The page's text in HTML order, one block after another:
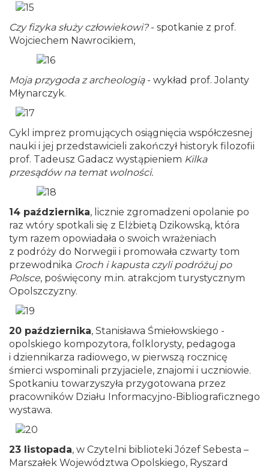
Czy fizyka służy człowiekowi?- spotkanie z prof.
Wojciechem Nawrocikiem,
Moja przygoda z archeologią- wykład prof. Jolanty
Młynarczyk.
Cykl imprez promujących osiągnięcia współczesnej
nauki i jej przedstawicieli zakończył historyk filozofii
prof. Tadeusz Gadacz wystąpieniem Kilka
przesądów na temat wolności.
14 października, licznie zgromadzeni opolanie po
raz wtóry spotkali się z Elżbietą Dzikowską, która
tym razem opowiadała o swoich wrażeniach
z podróży do Norwegii i promowała czwarty tom
przewodnika Groch i kapusta czyli podróżuj po
Polsce, poświęcony m.in. atrakcjom turystycznym
Opolszczyzny.
20 października, Stanisława Śmiełowskiego -
opolskiego kompozytora, folklorysty, pedagoga
i dziennikarza radiowego, w pierwszą rocznicę
śmierci wspominali przyjaciele, znajomi i uczniowie.
Spotkaniu towarzyszyła przygotowana przez
pracowników Działu Informacyjno-Bibliograficznego
wystawa.
23 listopada, w Czytelni biblioteki Józef Sebesta –
Marszałek Województwa Opolskiego, Ryszard